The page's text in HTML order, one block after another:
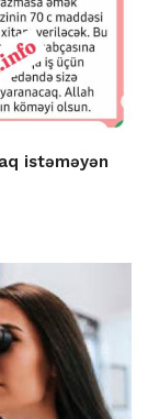
istəməyən